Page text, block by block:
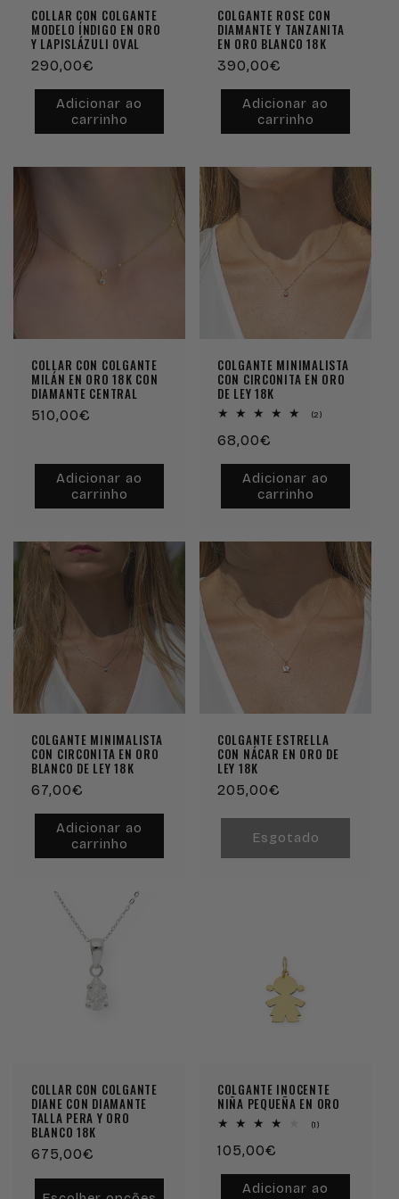
COLLAR CON COLGANTE
MODELO ÍNDIGO EN ORO
Y LAPISLÁZULI OVAL
Preço
normal
290,00€
Adicionar ao
carrinho
COLGANTE ROSE CON
DIAMANTE Y TANZANITA
EN ORO BLANCO 18K
Preço
normal
390,00€
Adicionar ao
carrinho
COLLAR CON COLGANTE
MILÁN EN ORO 18K CON
DIAMANTE CENTRAL
Preço
510,00€
Adicionar ao
carrinho
COLGANTE MINIMALISTA
CON CIRCONITA EN ORO
DE LEY 18K
(2)
Preço
normal
68,00€
Adicionar ao
carrinho
COLGANTE MINIMALISTA
CON CIRCONITA EN ORO
BLANCO DE LEY 18K
Preço
normal
67,00€
Adicionar ao
carrinho
Esgotado
COLGANTE ESTRELLA
CON NÁCAR EN ORO DE
LEY 18K
Preço
205,00€
Esgotado
COLLAR CON COLGANTE
DIANE CON DIAMANTE
TALLA PERA Y ORO
BLANCO 18K
Preço
normal
675,00€
COLGANTE INOCENTE
NIÑA PEQUEÑA EN ORO
(1)
Preço
normal
105,00€
Adicionar ao